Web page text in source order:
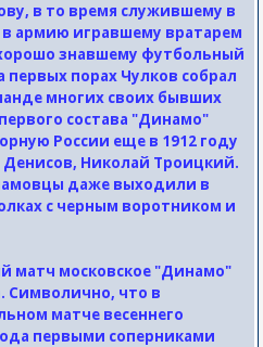
в то время служившему в
армию игравшему вратарем
знавшему футбольный
порах Чулков собрал
многих своих бывших
состава "Динамо"
России еще в 1912 году
Николай Троицкий.
даже выходили в
с черным воротником и
матч московское "Динамо"
Символично, что в
матче весеннего
первыми соперниками